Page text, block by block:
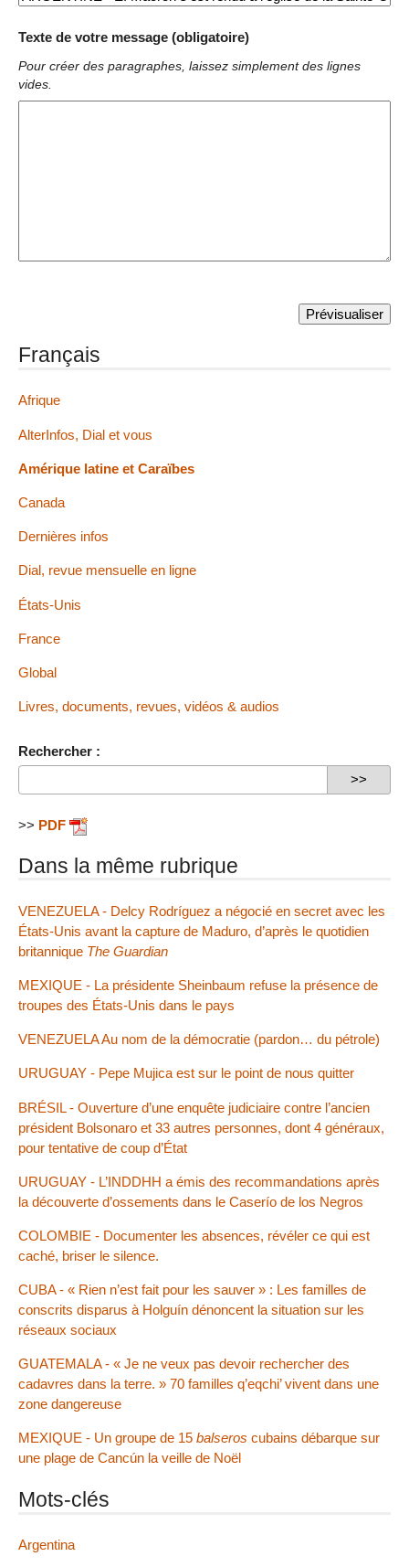
Texte de votre message (obligatoire)
Pour créer des paragraphes, laissez simplement des lignes
vides.
Français
Afrique
AlterInfos, Dial et vous
Amérique latine et Caraïbes
Canada
Dernières infos
Dial, revue mensuelle en ligne
États-Unis
France
Global
Livres, documents, revues, vidéos & audios
Rechercher :
>> PDF
Dans la même rubrique
VENEZUELA - Delcy Rodríguez a négocié en secret avec les
États-Unis avant la capture de Maduro, d’après le quotidien
britannique The Guardian
MEXIQUE - La présidente Sheinbaum refuse la présence de
troupes des États-Unis dans le pays
VENEZUELA Au nom de la démocratie (pardon… du pétrole)
URUGUAY - Pepe Mujica est sur le point de nous quitter
BRÉSIL - Ouverture d’une enquête judiciaire contre l’ancien
président Bolsonaro et 33 autres personnes, dont 4 généraux,
pour tentative de coup d’État
URUGUAY - L’INDDHH a émis des recommandations après
la découverte d’ossements dans le Caserío de los Negros
COLOMBIE - Documenter les absences, révéler ce qui est
caché, briser le silence.
CUBA - « Rien n’est fait pour les sauver » : Les familles de
conscrits disparus à Holguín dénoncent la situation sur les
réseaux sociaux
GUATEMALA - « Je ne veux pas devoir rechercher des
cadavres dans la terre. » 70 familles q’eqchi’ vivent dans une
zone dangereuse
MEXIQUE - Un groupe de 15 balseros cubains débarque sur
une plage de Cancún la veille de Noël
Mots-clés
Argentina